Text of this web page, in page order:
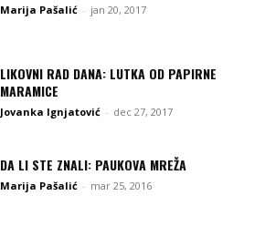
Marija Pašalić - jan 20, 2017
LIKOVNI RAD DANA: LUTKA OD PAPIRNE
MARAMICE
Jovanka Ignjatović - dec 27, 2017
DA LI STE ZNALI: PAUKOVA MREŽA
Marija Pašalić - mar 25, 2016